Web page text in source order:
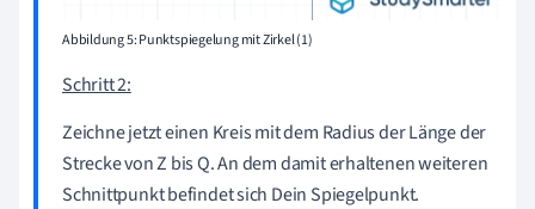
Abbildung 5: Punktspiegelung mit Zirkel (1)
Schritt 2:
Zeichne jetzt einen Kreis mit dem Radius der Länge der
Strecke von Z bis Q. An dem damit erhaltenen weiteren
Schnittpunkt befindet sich Dein Spiegelpunkt.